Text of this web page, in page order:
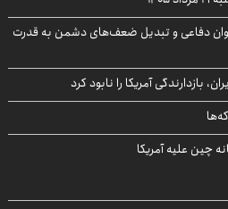
دفاعی و تبدیل ضعف‌های دشمن به قدرت
بازدارندگی آمریکا را نابود کرد
چین علیه آمریکا